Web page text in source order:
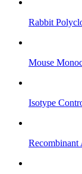
Rabbit
Mouse
Isotype
Recombinant